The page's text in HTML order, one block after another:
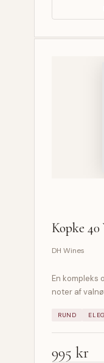
Kopke
DH Wines
En kompleks
noter af
RUND
995 kr